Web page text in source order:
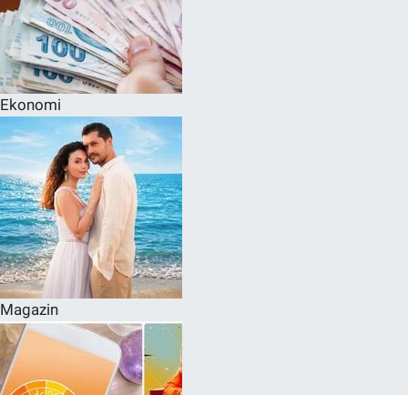
Ekonomi
Magazin